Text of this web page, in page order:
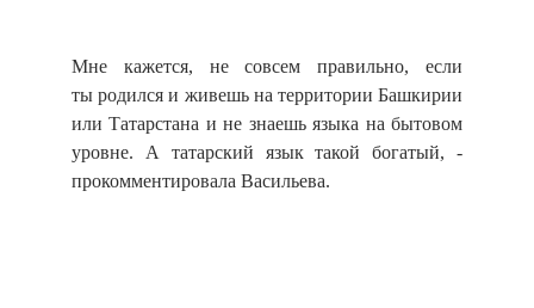
Мне кажется, не совсем правильно, если
ты родился и живешь на территории Башкирии
или Татарстана и не знаешь языка на бытовом
уровне. А татарский язык такой богатый, -
прокомментировала Васильева.